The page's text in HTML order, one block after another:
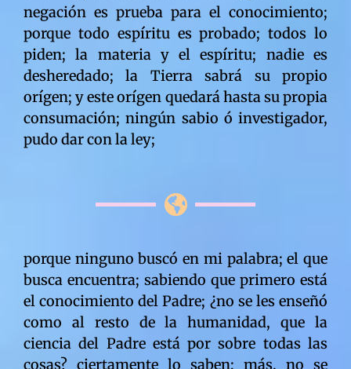
porque ninguno buscó en mi palabra; el que busca encuentra; sabiendo que primero está el conocimiento del Padre; ¿no se les enseñó como al resto de la humanidad, que la ciencia del Padre está por sobre todas las cosas? ciertamente lo saben; más, no se toman el trabajo de buscarme; de verdad os digo sabios del mundo, que ninguno de vosotros entrará al reino; pedísteis la investigación de muchos mundos y se os concedió; lo que no pedísteis, fué la ingratitud hacia el Padre; se os dará lo que merecéis; porque todo esfuerzo por los demás; es premiado; más, no entraréis al Reino de los Cielos; porque es más fácil que entre un humilde ignorante, que un sabio de un mundo; que teniendo educación y preparación, fué ingrato con su Creador; así es y así será hasta el fín de este mundo; tal justicia, la pedísteis en el reino; y se os concedió; esta ley de justicia es para todo instruído de la Tierra; porque ninguno entra en el reino de los bienaventurados; vuestra Tierra sufrirá un llorar y crujir de dientes; en que más lo sufrirán, los cómodos, los ignorantes voluntarios; los mundanos que nunca se sobrepusieron; los demonios de las modas escandalosas; los que mostraron sus cuerpos desnudos al mundo; los que practicaron los juegos de azar; eludiendo el trabajo como les fué mandado; a los que persigen a mis hijos, porque no les agrada el color de sus pieles; así igualmente estos demonios de la discriminación, serán perseguidos en lejanos mundos; los poritos de toda piel; siendo microscópicos, son grandes en tamaño en el Reino de los Cielos; y acusan delante del Creador de la vida, a quienes los persiguieron en un lejano planeta llamado Tierra; en el Reino de los Cielos, todos se transforma, lo microscópico se vuelve gigante; y lo gigante microscópico; todo el que se engrandeció en los mundos, se achican en los cielos; es por eso que toda escritura enseña por sobre todas las cosas, ser humilde; con la humildad cultivada, todo espíritu es respetado en el reino; sí hijito; sé por el estado de ánimo por lo que pasas; sé que la causa se debe a la forma conque el periódico Últimas Noticias, publicó la divina Revelación; son espíritus materialistas que pidieron publicar la verdad con humildad y respeto; hicieron lo contrario; porque en ese contenido hay duda, burla y falsedad; nunca en lo que se refiere al Padre, debe colocarse comillas; las comillas son propias del materialismo; y todo aquél ó aquélla que empleé estas comillas de la incredulidad, no entra al Reino de los Cielos; el Padre enseña en sus escrituras, cultivar la fé; no, la incredulidad; sé hijito, que en tu divino libre albedrío, no te gustó nunca llevar mi palabra a la madriguera de la derecha; por la derecha es el anti-Cristo; la misma forma y estilo conque hicieron la publicación, demuestra que lo son; son criaturas que sólo les interesa un presente cómodo; se aferran al oro; porque en el oro encuentran la comodidad; nada saben de filosofía; nunca me han buscado; pidieron una prueba espíritual, superior a sus propios conocimientos; y cayeron; serían salvos, si hubiesen tenido un poquito de humildad y de respeto por las cosas del eterno; sus nombres serán conocidos en todos los idiomas; porque así lo pidieron en el reino; ellos mismos pidieron tal justicia; en caso de caer; que el mundo, los juzje; de acuerdo al divino mandato; ¿no sabían acaso estos incrédulos, que mi mandato dice: Adorarás a tu Señor, por sobre todas las cosas? si el divino mandato lo dice; ¿por qué no publicaron mi Revelación en forma inmediata? ¿no está el Creador de sus vidas por sobre todas las cosas? ¿por qué el Creador del universo, tuvo que esperar? ciertamente os dijo espíritus ciegos, que así vosotros esperaréis eternidades, pidiendo entrar al Reino de los Cielos; de vosotros salió la soberbia; nó del Padre; y así será para todos aquéllos, que habiendo visto con sus propios ojos, el nacimiento de la Revelación, nada dijeron; a nadie dieron las nuevas del Señor; sabiendo que mi divina palabra dice; el que tenga boca que hable; el que tenga ojos que vea; el que tenga oídos que oíga; quiere decir que de todo el conocimiento que llega a saber el hombre, el conocimiento del Padre está primero; ¿no se les enseñó por sobre todas las cosas? el, más mínimo suspenso se pesa en el reino; y todo suspenso que se refiera a lo que es del Padre, tiene una importancia infinita para todo espíritu; porque el Padre es primero tanto arriba como abajo; vosotros espíritus que pedísteis ser periodistas, y no supísteis serlo, tendréis que sumar todos los segundos transcurridos, desde el mismo instante en que pusísteis un anuncio del Padre en vuestro periódico; hasta que salga de vosotros el arrepentimiento; dedicáis las mejores páginas y en hermosos colores, para las cosas del mundo; para el comercio; ¿y por qué no lo habéis hecho igual para lo que es del Padre? ¿ó sóis criaturas sin Dios? si así es; de vosotros son las tinieblas; olvidáis que la verdad viene por sorpresa; como la sorpresa que produce un ladrón de noche; olvidáis que el Padre se vale de los humildes; porque todo humilde no tiene mayores intereses; no se puede servir a dos señores; ó se sirve al Padre desinteresadamente ó se sirve al mundo; vuestra publicación estremecerá a los que sirven al mundo; porque infinitas veces a ocurrido; todo espíritu es probado; pidieron las pruebas; lo que no pidieron, fué relegar al Padre a un segundo plano; sí hijito; sé que estás viendo el llorar y crujir de dientes de estas criaturas; y ves a toda la humanidad; fueron ciegos hasta el último instante; de antes de la Revelación; vivieron materializados é ilusionados hasta el último instante; mayor soberbia no puede haber; vosotros mismos contribuís a que la sorpresa os sea amarga; es vuestra dureza espíritual la que os provocará llanto; es vuestra roca de egoísmo humano; se enseñó ser humilde, y habéis hecho lo contrario; todo humilde ningún temor sentirá; y todo egoísta y orgulloso, temblará; de verdad os digo generación de incrédulos, que si hubiéseis seguido la moral enseñada por mis Mandamientos, este mundo no tendría necesidad de un Juicio Final; el juicio lo creásteis vosotros; la Doctrina del Cordero de Dios, os enseñará todo el conocimiento del universo; porque nadie nace sabiendo; todo se aprende; hasta los genios aprenden; y todo genio es producto de aprendizajes hechos en otros mundos; porque la ley que dice: Te ganarás el pan con el sudor de tu frente, se cumple en todos los mundos; sé hijito que tu hermano Salazar, te ofrece con interés; el que quiere dar, que dé sin interés; a hecho contigo algo que no debió hacer nunca; nunca debe ofrecerse algo en presencia de otros; si en ese algo se está cobrando la caridad que se hace; sé hijito como tú lo sabes, que un ayudante interesado, no puede continuar en la misión; y así será; la Tierra hijito recibirá con sorpresa y asombro, la doctrina del Cordero de Dios; sorpresa y asombro que la misma humanidad pidió en el Reino de los Cielos; todos los incrédulos la recibirán con crítica; lo que no podía faltar; más, todo crítico será avergonzado; porque antes de ser crítico, hay que saber primero su propio orígen; y si no se sabe, hay que ser humilde; el hombre no sabe el futuro; y sus propias ideas pueden ridiculizarle en un instante dado; antes de ser crítico, hay que serlo de uno mismo primero; pobres de aquéllos críticos, que se atrevieron a lanzar la primera piedra de sus críticas, sin saber al dedillo, el contenido de mis escrituras; porque ningún crítico mundano entrará al reino de Dios; la crítica única en el Reino de los Cielos, es aquélla que defiende a mis humildes; y no hay otra; porque toda humildad viviente, defiende a quien lo defendió; por la crítica mundana que no defiende lo que es de Dios, millones y millones de seres, no entrarán al Reino de los Cielos; el término lanzar la primera piedra, era un aviso para todo crítico de la humanidad; criticar es una responsabilidad espíritual; toda crítica está expuesta a convertirse en calumnia; muchas veces criticáis a quien no lo merece; sólo el Padre sabe quienes deben ser criticados en esta humanidad; y para que lo sepáis, los que serán criticados, serán los grandes de este mundo; porque nadie debió engrandecerse; nadie debió ser más que otro; porque todos son iguales ante Dios; mis leyes son comunes a todos; y todos deben ser como mis leyes; el llamado comunismo terrenal, es la filosofía que más se acerca a la moral de mis Mandamientos; porque tiene por base el trabajo; y nó la explotación; toda filosofía contiene una intención; y entre todas las filosofías vuestro Creador escoge aquélla cuya intención, se acerca más a mis divinos Mandamientos; la moral del llamado capitalismo, está muy lejos de ello; el término explotación no debería conocerse en este mundo; y por el capitalismo se conoce; y no exsiste mayor escándalo, entre las filosofías; el comunismo terrenal, reconocerá al Padre eterno; a la Trinidad universal; porque toda doctrina que proviene del Padre, transforma toda mente; transforma a los mundos; tal como transformó en el pasado; en la era Mosáica, Cristiana y ahora en la era del Cordero de Dios; de un humilde sale la verdad; tal como fué en el pasado; porque los humildes son primeros; la ciencia del Cordero de Dios, no es de este mundo; no pertenece a vuestras universidades; tal como el contenido de mis escrituras; que lo tomen en cuenta los críticos de este mundo; que nada saben de las leyes del macrocosmo; que nada saben del Reino de los Cielos; tienen que aprenderlo todo; de como fueron hechas las cosas; de como fué creada la Tierra; y como fueron creados ellos; la crítica mundana es escasa en humildad; y por lo mismo ningún crítico, entra al reino; si no sabéis interpretar los dibujos celestes, estudiad el contenido; que por el fruto se conoce el árbol; quiere decir: el contenido de una doctrina; la intelectualidad que encierra; y su relación con las escrituras; de todos los frutos intelectuales, el de las escrituras es el supremo; po